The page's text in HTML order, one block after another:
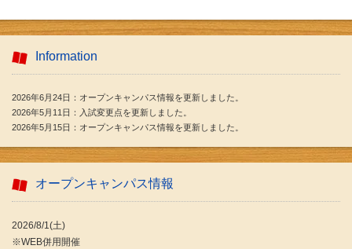
Information
2026年6月24日：オープンキャンパス情報を更新しました。
2026年5月11日：入試変更点を更新しました。
2026年5月15日：オープンキャンパス情報を更新しました。
オープンキャンパス情報
2026/8/1(土)
※WEB併用開催